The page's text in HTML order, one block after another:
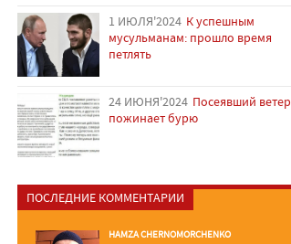
1 ИЮЛЯ'2024 К успешным
мусульманам: прошло время
петлять
24 ИЮНЯ'2024 Посеявший ветер
пожинает бурю
ПОСЛЕДНИЕ КОММЕНТАРИИ
HAMZA CHERNOMORCHENKO